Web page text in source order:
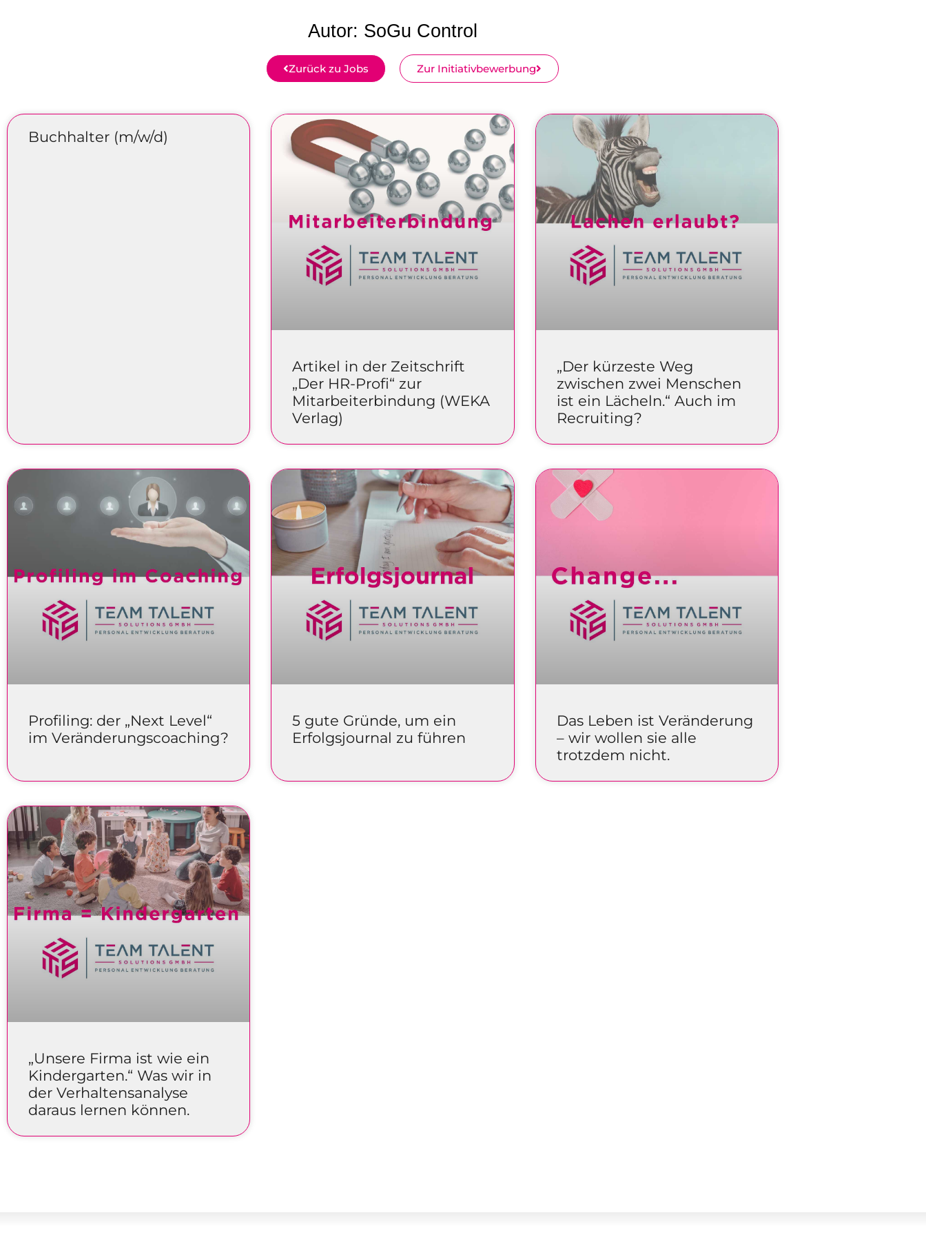
Autor: SoGu Control
Zurück zu Jobs Zur Initiativbewerbung
Buchhalter (m/w/d)
Artikel in der Zeitschrift
„Der HR-Profi“ zur
Mitarbeiterbindung (WEKA
Verlag)
„Der kürzeste Weg
zwischen zwei Menschen
ist ein Lächeln.“ Auch im
Recruiting?
Profiling: der „Next Level“
im Veränderungscoaching?
5 gute Gründe, um ein
Erfolgsjournal zu führen
Das Leben ist Veränderung
– wir wollen sie alle
trotzdem nicht.
„Unsere Firma ist wie ein
Kindergarten.“ Was wir in
der Verhaltensanalyse
daraus lernen können.